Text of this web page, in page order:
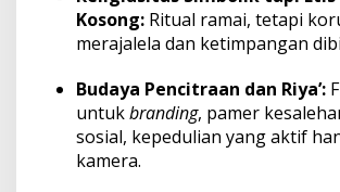
Kosong: Ritual ramai, tetapi
merajalela dan ketimpangan
Budaya Pencitraan dan Riya’:
untukbranding, pamer
sosial, kepedulian yang aktif
kamera.